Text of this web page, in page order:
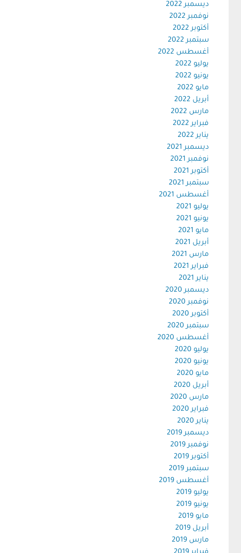
ديسمبر 2022
نوفمبر 2022
أكتوبر 2022
سبتمبر 2022
أغسطس 2022
يوليو 2022
يونيو 2022
مايو 2022
أبريل 2022
مارس 2022
فبراير 2022
يناير 2022
ديسمبر 2021
نوفمبر 2021
أكتوبر 2021
سبتمبر 2021
أغسطس 2021
يوليو 2021
يونيو 2021
مايو 2021
أبريل 2021
مارس 2021
فبراير 2021
يناير 2021
ديسمبر 2020
نوفمبر 2020
أكتوبر 2020
سبتمبر 2020
أغسطس 2020
يوليو 2020
يونيو 2020
مايو 2020
أبريل 2020
مارس 2020
فبراير 2020
يناير 2020
ديسمبر 2019
نوفمبر 2019
أكتوبر 2019
سبتمبر 2019
أغسطس 2019
يوليو 2019
يونيو 2019
مايو 2019
أبريل 2019
مارس 2019